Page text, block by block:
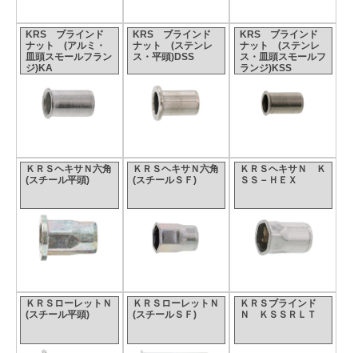
KRS ブラインド
ナット (アルミ・
皿頭スモールフラン
ジ)KA
KRS ブラインド
ナット (ステンレ
ス・平頭)DSS
KRS ブラインド
ナット (ステンレ
ス・皿頭スモールフ
ランジ)KSS
ＫＲＳヘキサＮ六角
(スチール平頭)
ＫＲＳヘキサＮ六角
(スチールＳＦ)
ＫＲＳヘキサＮ Ｋ
ＳＳ－ＨＥＸ
ＫＲＳローレットＮ
(スチール平頭)
ＫＲＳローレットＮ
(スチールＳＦ)
ＫＲＳブラインド
Ｎ ＫＳＳＲＬＴ